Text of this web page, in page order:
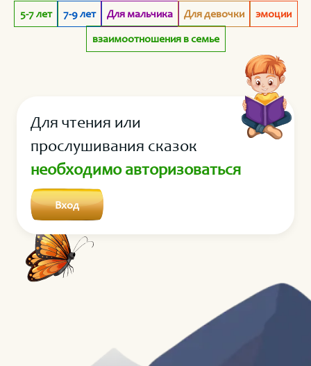
Ира испугалась: она не была готова встретиться с
«противным монстром». Но потом она поняла, что,
возможно, сегодня наконец-то сможет забрать у
5-7 лет 7-9 лет Для мальчика Для девочки
эмоции
взаимоотношения в семье
Для чтения или
прослушивания сказок
необходимо авторизоваться
Вход